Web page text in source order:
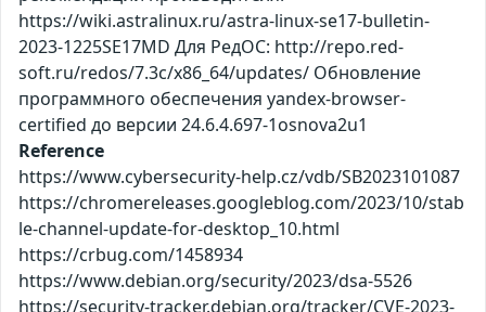
https://wiki.astralinux.ru/astra-linux-se17-bulletin-
2023-1225SE17MD Для РедОС: http://repo.red-
soft.ru/redos/7.3c/x86_64/updates/ Обновление
программного обеспечения yandex-browser-
certified до версии 24.6.4.697-1osnova2u1
Reference
https://www.cybersecurity-help.cz/vdb/SB2023101087
https://chromereleases.googleblog.com/2023/10/stab
le-channel-update-for-desktop_10.html
https://crbug.com/1458934
https://www.debian.org/security/2023/dsa-5526
https://security-tracker.debian.org/tracker/CVE-2023-